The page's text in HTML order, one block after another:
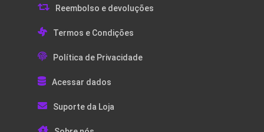
Reembolso e devoluções
Termos e Condições
Política de Privacidade
Acessar dados
Suporte da Loja